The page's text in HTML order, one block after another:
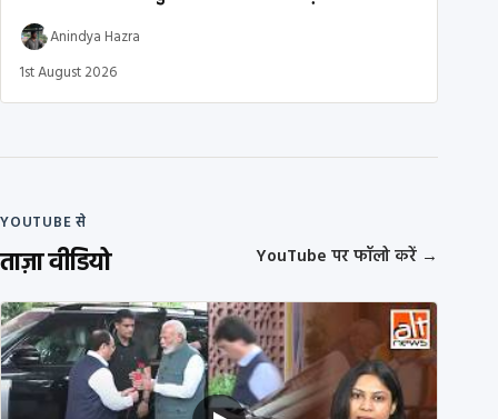
Anindya Hazra
1st August 2026
YOUTUBE से
ताज़ा वीडियो YouTube पर फॉलो करें →